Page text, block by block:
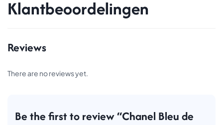
Klantbeoordelingen
Reviews
There are no reviews yet.
Be the first to review “Chanel Bleu de